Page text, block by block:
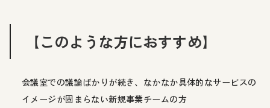
【このような方におすすめ】
会議室での議論ばかりが続き、なかなか具体的なサービスの
イメージが固まらない新規事業チームの方